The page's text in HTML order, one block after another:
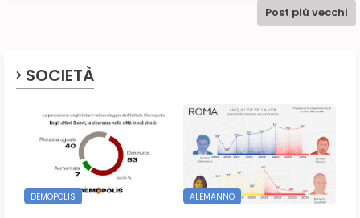
Post più vecchi
SOCIETÀ
DEMOPOLIS ALEMANNO